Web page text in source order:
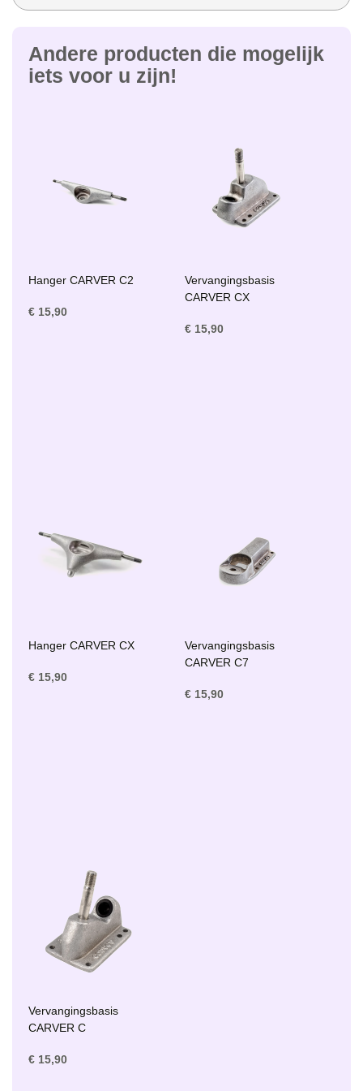
Andere producten die mogelijk
iets voor u zijn!
Hanger CARVER C2
€ 15,90
Vervangingsbasis
CARVER CX
€ 15,90
Hanger CARVER CX
€ 15,90
Vervangingsbasis
CARVER C7
€ 15,90
Vervangingsbasis
CARVER C
€ 15,90